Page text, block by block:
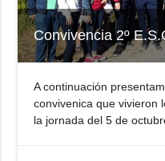
Convivencia 2º
A continuación
convivenica que vivieron
la jornada del 5 de